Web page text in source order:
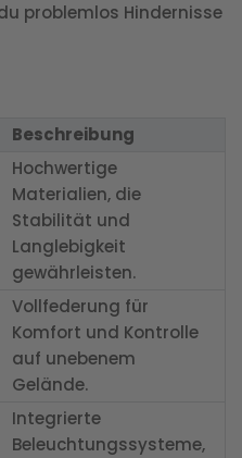
problemlos Hindernisse
Beschreibung
Hochwertige
Materialien, die
Stabilität und
Langlebigkeit
gewährleisten.
Vollfederung für
Komfort und Kontrolle
auf unebenem
Gelände.
Integrierte
Beleuchtungssysteme,